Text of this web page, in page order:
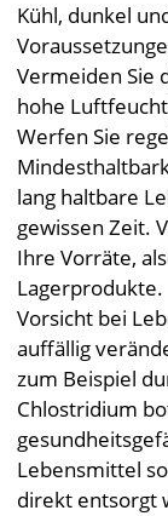
Kühl, dunkel
Vermeiden Sie
hohe
Werfen Sie
lang haltbare
gewissen Zeit.
Ihre Vorräte,
Lagerprodukte.
Vorsicht bei
auffällig
zum Beispiel
Chlostridium
Lebensmittel
direkt entsorgt